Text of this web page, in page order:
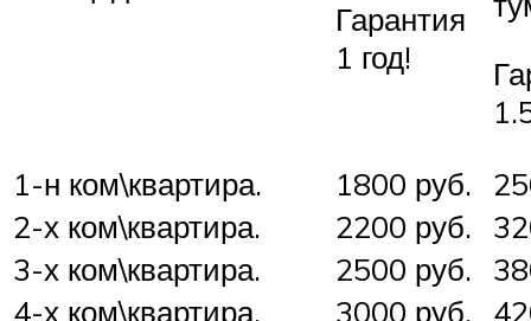
Гарантия
1 год!
1-н ком\квартира.
1800 руб.
2-х ком\квартира.
2200 руб.
3-х ком\квартира.
2500 руб.
4-х ком\квартира.
3000 руб.